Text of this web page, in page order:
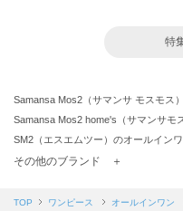
特
Samansa Mos2（サマンサ モスモス
Samansa Mos2 home's（サマンサモ
SM2（エスエムツー）のオールイン
Samansa Mos2 blue（サマンサモス
その他のブランド ＋
TOP ワンピース オールインワン